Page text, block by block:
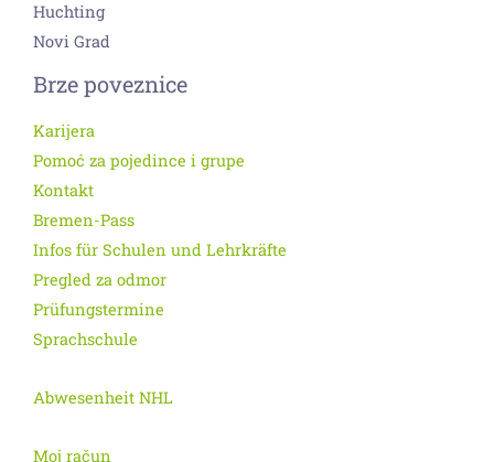
Huchting
Novi Grad
Brze poveznice
Karijera
Pomoć za pojedince i grupe
Kontakt
Bremen-Pass
Infos für Schulen und Lehrkräfte
Pregled za odmor
Prüfungstermine
Sprachschule
Abwesenheit NHL
Moj račun